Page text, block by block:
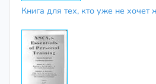
Книга для тех, кто уже не хочет